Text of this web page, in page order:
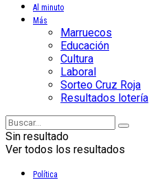
Al minuto
Más
Marruecos
Educación
Cultura
Laboral
Sorteo Cruz Roja
Resultados lotería
Sin resultado
Ver todos los resultados
Política